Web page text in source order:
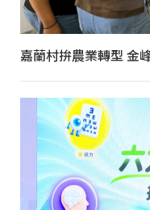
嘉蘭村拚農業轉型 金